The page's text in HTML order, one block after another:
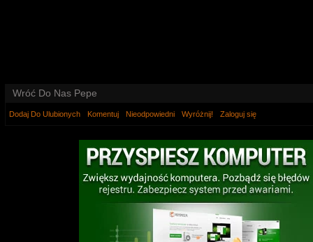
Wróć Do Nas Pepe
Dodaj Do Ulubionych Komentuj Nieodpowiedni Wyróżnij! Zaloguj się